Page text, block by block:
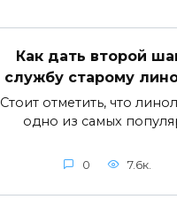
Как дать второй
службу старому
Стоит отметить, что
одно из самых
0 7.6к.